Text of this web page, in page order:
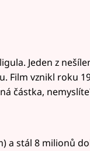
Jeden z
Film vznikl roku
částka,
a stál 8 milionů